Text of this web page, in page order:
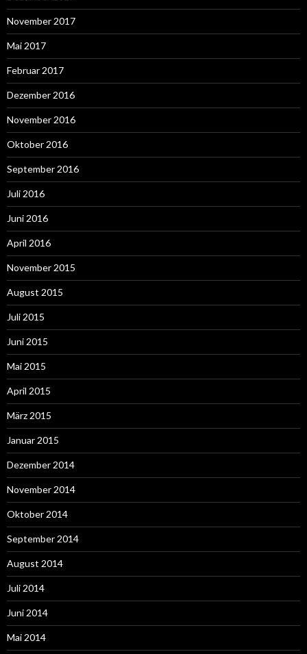
November 2017
Mai 2017
Februar 2017
Dezember 2016
November 2016
Oktober 2016
September 2016
Juli 2016
Juni 2016
April 2016
November 2015
August 2015
Juli 2015
Juni 2015
Mai 2015
April 2015
März 2015
Januar 2015
Dezember 2014
November 2014
Oktober 2014
September 2014
August 2014
Juli 2014
Juni 2014
Mai 2014